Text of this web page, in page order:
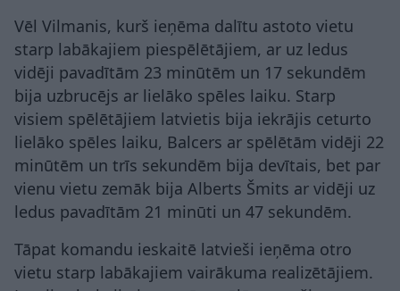
Vēl Vilmanis, kurš ieņēma dalītu astoto vietu
starp labākajiem piespēlētājiem, ar uz ledus
vidēji pavadītām 23 minūtēm un 17 sekundēm
bija uzbrucējs ar lielāko spēles laiku. Starp
visiem spēlētājiem latvietis bija iekrājis ceturto
lielāko spēles laiku, Balcers ar spēlētām vidēji 22
minūtēm un trīs sekundēm bija devītais, bet par
vienu vietu zemāk bija Alberts Šmits ar vidēji uz
ledus pavadītām 21 minūti un 47 sekundēm.
Tāpat komandu ieskaitē latvieši ieņēma otro
vietu starp labākajiem vairākuma realizētājiem.